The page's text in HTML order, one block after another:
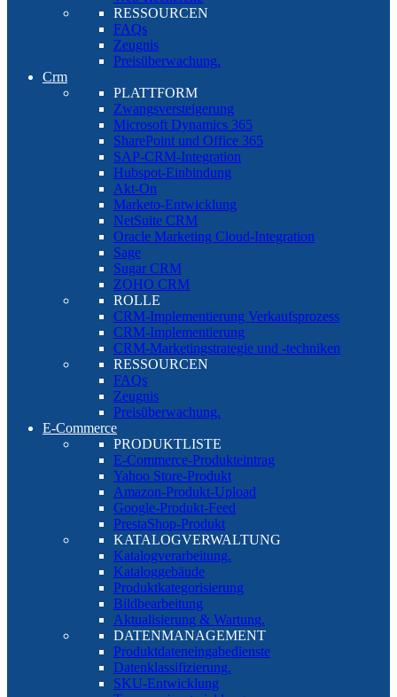
RESSOURCEN
FAQs
Zeugnis
Preisüberwachung.
Crm
PLATTFORM
Zwangsversteigerung
Microsoft Dynamics 365
SharePoint und Office 365
SAP-CRM-Integration
Hubspot-Einbindung
Akt-On
Marketo-Entwicklung
NetSuite CRM
Oracle Marketing Cloud-Integration
Sage
Sugar CRM
ZOHO CRM
ROLLE
CRM-Implementierung Verkaufsprozess
CRM-Implementierung
CRM-Marketingstrategie und -techniken
RESSOURCEN
FAQs
Zeugnis
Preisüberwachung.
E-Commerce
PRODUKTLISTE
E-Commerce-Produkteintrag
Yahoo Store-Produkt
Amazon-Produkt-Upload
Google-Produkt-Feed
PrestaShop-Produkt
KATALOGVERWALTUNG
Katalogverarbeitung.
Kataloggebäude
Produktkategorisierung
Bildbearbeitung
Aktualisierung & Wartung.
DATENMANAGEMENT
Produktdateneingabedienste
Datenklassifizierung.
SKU-Entwicklung